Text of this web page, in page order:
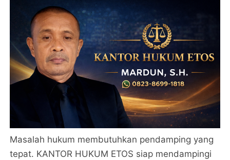
Masalah hukum membutuhkan pendamping yang
tepat. KANTOR HUKUM ETOS siap mendampingi